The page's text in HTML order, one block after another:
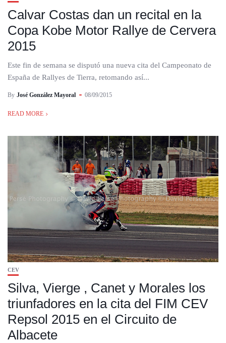
Calvar Costas dan un recital en la
Copa Kobe Motor Rallye de Cervera
2015
Este fin de semana se disputó una nueva cita del Campeonato de
España de Rallyes de Tierra, retomando así...
By José González Mayoral 08/09/2015
READ MORE
CEV
Silva, Vierge , Canet y Morales los
triunfadores en la cita del FIM CEV
Repsol 2015 en el Circuito de
Albacete